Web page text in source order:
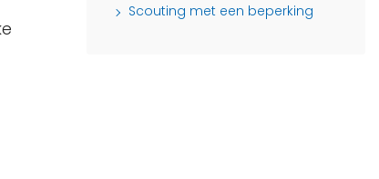
Scouting met een beperking